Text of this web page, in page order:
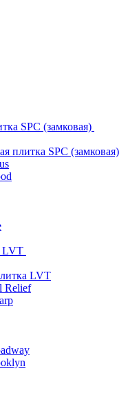
SPC (замковая)
плитка SPC (замковая)
LVT
LVT
Relief